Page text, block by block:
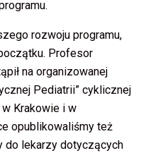
rozwoju programu,
Profesor
na organizowanej
Pediatrii” cyklicznej
Krakowie i w
opublikowaliśmy też
do lekarzy dotyczących